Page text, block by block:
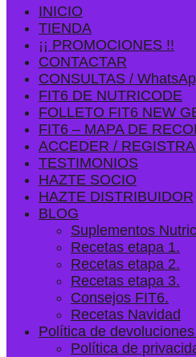
INICIO
TIENDA
¡¡ PROMOCIONES !!
CONTACTAR
CONSULTAS /
FIT6 DE NUTRICODE
FOLLETO FIT6 NEW
FIT6 – MAPA DE
ACCEDER /
TESTIMONIOS
HAZTE SOCIO
HAZTE DISTRIBUIDOR
BLOG
Suplementos
Recetas etapa 1.
Recetas etapa 2.
Recetas etapa 3.
Consejos FIT6.
Recetas Navidad
Política de
Política de